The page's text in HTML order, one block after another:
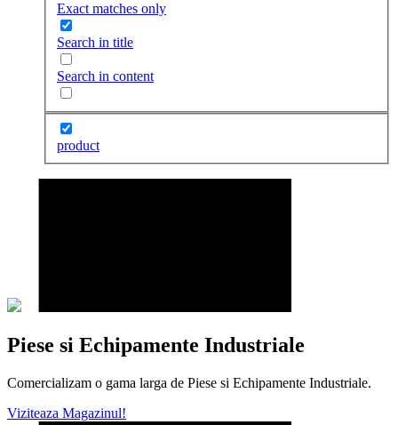
Exact matches only
Search in title
Search in content
product
Piese si Echipamente Industriale
Comercializam o gama larga de Piese si Echipamente Industriale.
Viziteaza Magazinul!